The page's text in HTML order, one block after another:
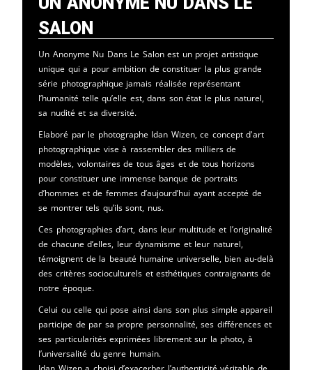
Salon
Un Anonyme Nu Dans Le Salon est un projet artistique
unique qui a pour ambition de constituer la plus grande
série photographique jamais réalisée représentant
l’humanité telle qu’elle est, dans son état le plus naturel,
sa nudité et sa diversité.
Elaboré par le photographe Idan Wizen, ce concept d'art
photographique vise à rassembler des milliers de
modèles, volontaires de tous âges et de tous horizons
pour constituer une immense banque de portraits
d’hommes et de femmes d’aujourd’hui ayant accepté de
se montrer tels qu’ils sont, nus.
Ces photographies d’art, dans leur multitude et l’originalité
de chacune d’elles, leur dynamisme et leur naturel,
témoignent de la beauté humaine universelle, bien au-delà
des critères socioculturels et esthétiques contraignants de
notre époque.
Celui ou celle qui pose ainsi dans son plus simple appareil
participe de par sa propre personnalité, ses différences et
ses particularités exprimées librement sur la photo, à
l’universalité du genre humain.